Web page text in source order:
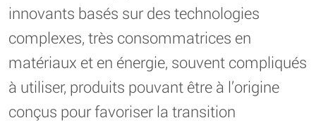
innovants basés sur des technologies
complexes, très consommatrices en
matériaux et en énergie, souvent compliqués
à utiliser, produits pouvant être à l’origine
conçus pour favoriser la transition